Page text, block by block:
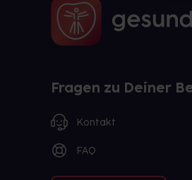
Fragen zu Deiner
Kontakt
FAQ